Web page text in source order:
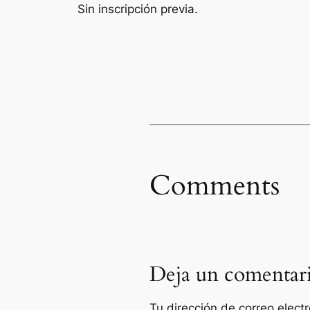
Sin inscripción previa.
Comments
Deja un